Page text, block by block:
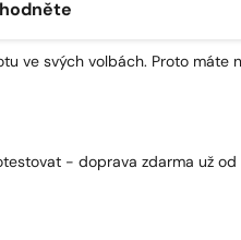
ve svých volbách. Proto máte
- doprava zdarma už